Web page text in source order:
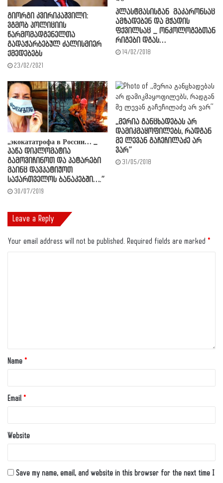
გიორგი კვირიკაშვილი:
ვგმობ პოლიციის
წარმომადგენელთა
გადაჭარბებულ ძალისმიერ
ქმედებებს
23/02/2021
პლასტმასისგან მაკარონსაც
ამზადებენ და მჭადის
ფქვილსაც _ ონკოლოგებთან
რიგები დგას…
14/02/2018
,,экокататрофа в России… _
პაწა დიპლომატია
გამოვიჩინოთ და პატარები
მაინც დავპატიჟოთ
საქართველოს ბანაკებში….”
30/07/2019
,,მერია განცხადებას არ
დამიკმაყოფილებს, რადგან
მე ლევან გაჩეჩილაძე არ
ვარ”
31/05/2018
Leave a Reply
Your email address will not be published. Required fields are marked *
Name *
Email *
Website
Save my name, email, and website in this browser for the next time I